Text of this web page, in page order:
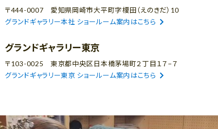
〒444-0007 愛知県岡崎市大平町字榎田（えのきだ）10
グランドギャラリー本社 ショールーム案内はこちら
グランドギャラリー東京
〒103-0025 東京都中央区日本橋茅場町２丁目１７−７
グランドギャラリー東京 ショールーム案内はこちら